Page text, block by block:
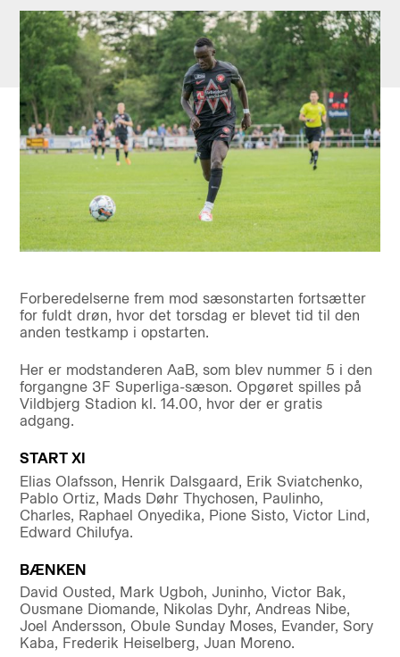
Forberedelserne frem mod sæsonstarten fortsætter
for fuldt drøn, hvor det torsdag er blevet tid til den
anden testkamp i opstarten.
Her er modstanderen AaB, som blev nummer 5 i den
forgangne 3F Superliga-sæson. Opgøret spilles på
Vildbjerg Stadion kl. 14.00, hvor der er gratis
adgang.
START XI
Elias Olafsson, Henrik Dalsgaard, Erik Sviatchenko,
Pablo Ortiz, Mads Døhr Thychosen, Paulinho,
Charles, Raphael Onyedika, Pione Sisto, Victor Lind,
Edward Chilufya.
BÆNKEN
David Ousted, Mark Ugboh, Juninho, Victor Bak,
Ousmane Diomande, Nikolas Dyhr, Andreas Nibe,
Joel Andersson, Obule Sunday Moses, Evander, Sory
Kaba, Frederik Heiselberg, Juan Moreno.